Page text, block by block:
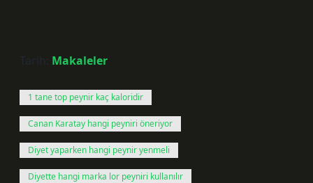
Tarih: Makaleler
1 tane top peynir kaç kaloridir
Canan Karatay hangi peyniri öneriyor
Diyet yaparken hangi peynir yenmeli
Diyette hangi marka lor peyniri kullanılır